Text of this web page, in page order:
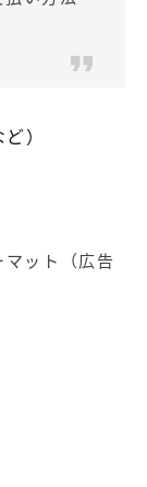
）
ット（広告